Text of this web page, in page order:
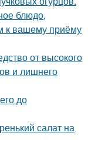
блюдо,
к вашему приёму
от высокого
и лишнего
до
салат на